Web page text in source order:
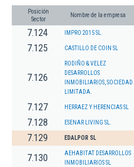
Posición
Sector
Nombre de la empresa
7.124 IMPRO 2015 SL.
7.125 CASTILLO DE COIN SL
7.126
RODIÑO & VELEZ
DESARROLLOS
INMOBILIARIOS, SOCIEDAD
LIMITADA.
7.127 HERRAEZ Y HERENCIAS SL
7.128 ESENAR LIVING SL.
7.129 EDALPOR SL
7.130
AEHABITAT DESARROLLOS
INMOBILIARIOS SL